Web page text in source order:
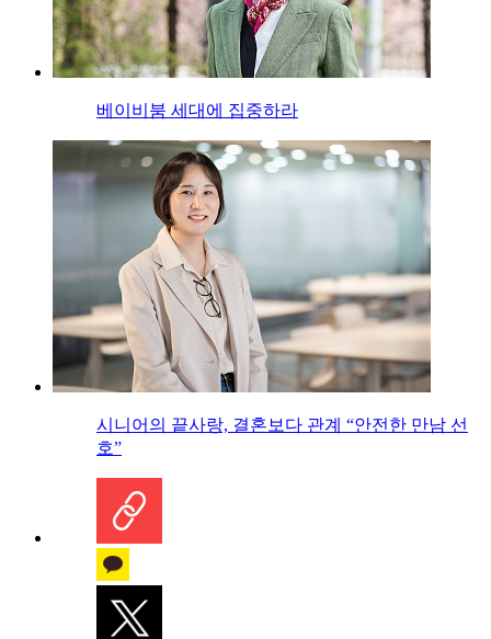
베이비붐 세대에 집중하라
시니어의 끝사랑, 결혼보다 관계 “안전한 만남 선
호”